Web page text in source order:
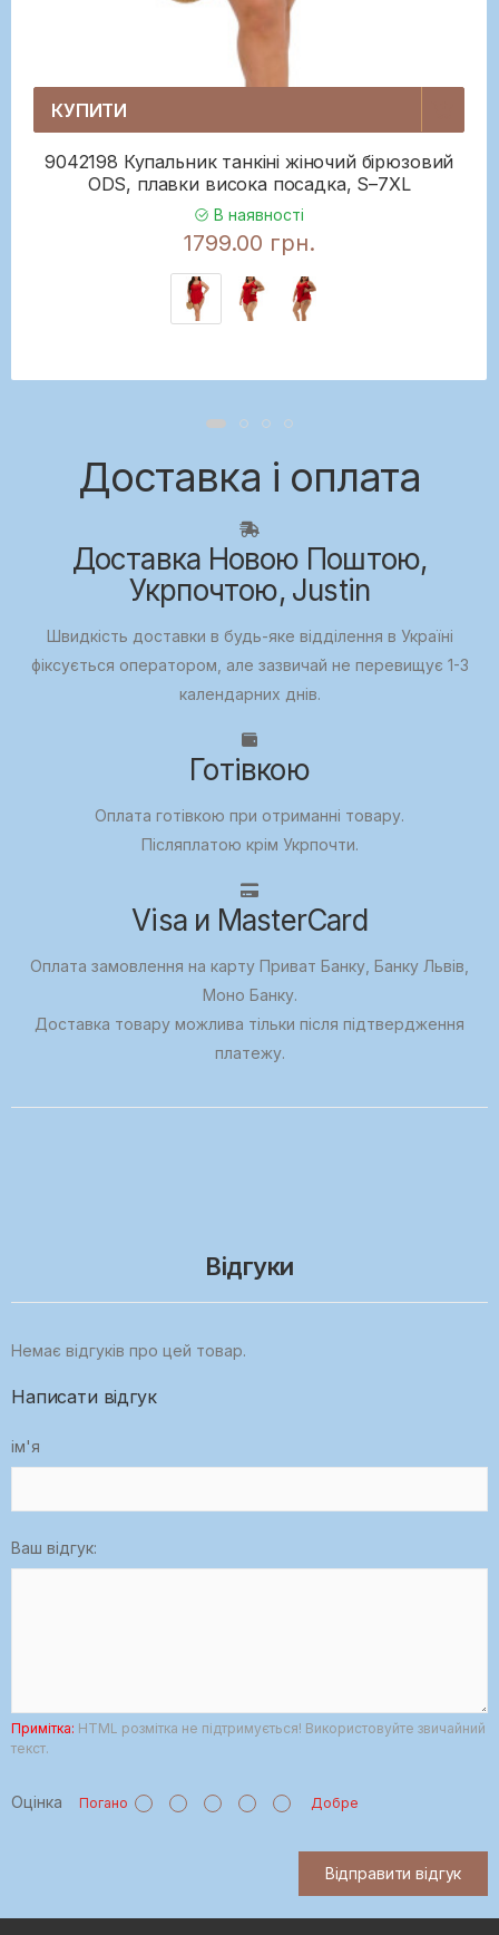
КУПИТИ
9042198 Купальник танкіні жіночий бірюзовий
ODS, плавки висока посадка, S–7XL
В наявності
1799.00 грн.
Доставка і оплата
Доставка Новою Поштою,
Укрпочтою, Justin
Швидкість доставки в будь-яке відділення в Україні
фіксується оператором, але зазвичай не перевищує 1-3
календарних днів.
Готівкою
Оплата готівкою при отриманні товару.
Післяплатою крім Укрпочти.
Visa и MasterCard
Оплата замовлення на карту Приват Банку, Банку Львів,
Моно Банку.
Доставка товару можлива тільки після підтвердження
платежу.
Відгуки
Немає відгуків про цей товар.
Написати відгук
ім'я
Ваш відгук:
Примітка: HTML розмітка не підтримується! Використовуйте звичайний
текст.
Оцінка Погано Добре
Відправити відгук